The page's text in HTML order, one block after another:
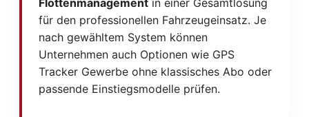
für den professionellen Fahrzeugeinsatz. Je
nach gewähltem System können
Unternehmen auch Optionen wie GPS
Tracker Gewerbe ohne klassisches Abo oder
passende Einstiegsmodelle prüfen.